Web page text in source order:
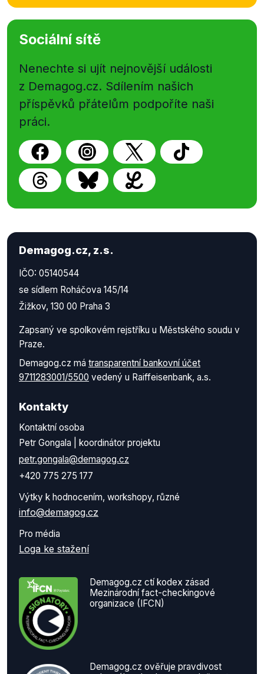
Sociální sítě
Nenechte si ujít nejnovější události
z Demagog.cz. Sdílením našich
příspěvků přátelům podpoříte naši
práci.
Demagog.cz, z.s.
IČO: 05140544
se sídlem Roháčova 145/14
Žižkov, 130 00 Praha 3
Zapsaný ve spolkovém rejstříku u Městského soudu v
Praze.
Demagog.cz má transparentní bankovní účet
9711283001/5500 vedený u Raiffeisenbank, a.s.
Kontakty
Kontaktní osoba
Petr Gongala | koordinátor projektu
petr.gongala@demagog.cz
+420 775 275 177
Výtky k hodnocením, workshopy, různé
info@demagog.cz
Pro média
Loga ke stažení
Demagog.cz ctí kodex zásad
Mezinárodní fact-checkingové
organizace (IFCN)
Demagog.cz ověřuje pravdivost